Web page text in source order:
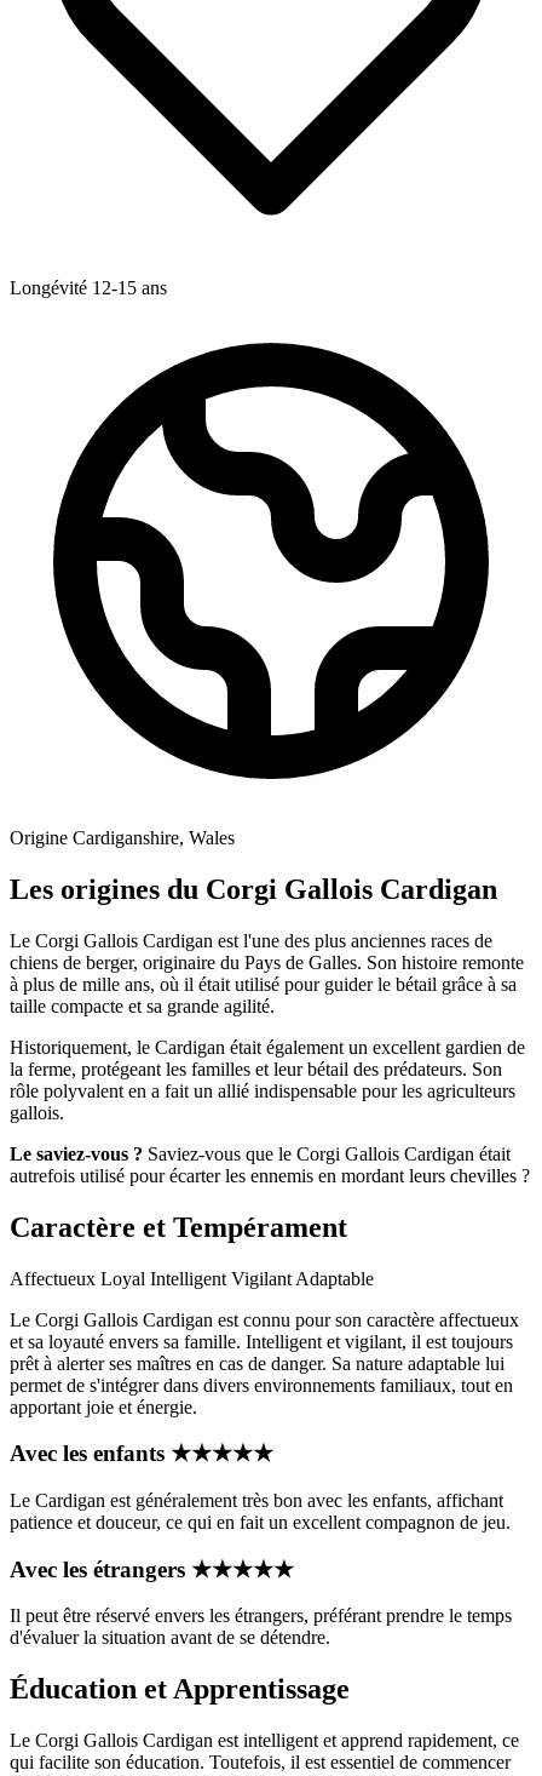
Longévité 12-15 ans
Origine Cardiganshire, Wales
Les origines du Corgi Gallois Cardigan
Le Corgi Gallois Cardigan est l'une des plus anciennes races de
chiens de berger, originaire du Pays de Galles. Son histoire remonte
à plus de mille ans, où il était utilisé pour guider le bétail grâce à sa
taille compacte et sa grande agilité.
Historiquement, le Cardigan était également un excellent gardien de
la ferme, protégeant les familles et leur bétail des prédateurs. Son
rôle polyvalent en a fait un allié indispensable pour les agriculteurs
gallois.
Le saviez-vous ? Saviez-vous que le Corgi Gallois Cardigan était
autrefois utilisé pour écarter les ennemis en mordant leurs chevilles ?
Caractère et Tempérament
Affectueux Loyal Intelligent Vigilant Adaptable
Le Corgi Gallois Cardigan est connu pour son caractère affectueux
et sa loyauté envers sa famille. Intelligent et vigilant, il est toujours
prêt à alerter ses maîtres en cas de danger. Sa nature adaptable lui
permet de s'intégrer dans divers environnements familiaux, tout en
apportant joie et énergie.
Avec les enfants ★★★★★
Le Cardigan est généralement très bon avec les enfants, affichant
patience et douceur, ce qui en fait un excellent compagnon de jeu.
Avec les étrangers ★★★★★
Il peut être réservé envers les étrangers, préférant prendre le temps
d'évaluer la situation avant de se détendre.
Éducation et Apprentissage
Le Corgi Gallois Cardigan est intelligent et apprend rapidement, ce
qui facilite son éducation. Toutefois, il est essentiel de commencer